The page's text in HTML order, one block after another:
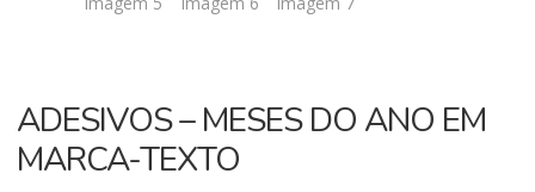
ADESIVOS – MESES DO ANO EM
MARCA-TEXTO